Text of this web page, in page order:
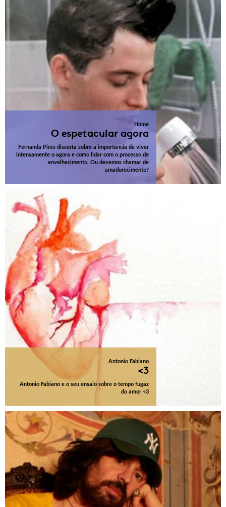
Home
O espetacular agora
Fernanda Pires disserta sobre a importância de viver
intensamente o agora e como lidar com o processo de
envelhecimento. Ou devemos chamar de
amadurecimento?
Antonio Fabiano
<3
Antonio Fabiano e o seu ensaio sobre o tempo fugaz
do amor <3